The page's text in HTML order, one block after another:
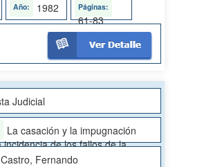
1982
61-83
Judicial
La casación y la impugnación
de los fallos de la
el caso Ulloa Herrera
Fernando